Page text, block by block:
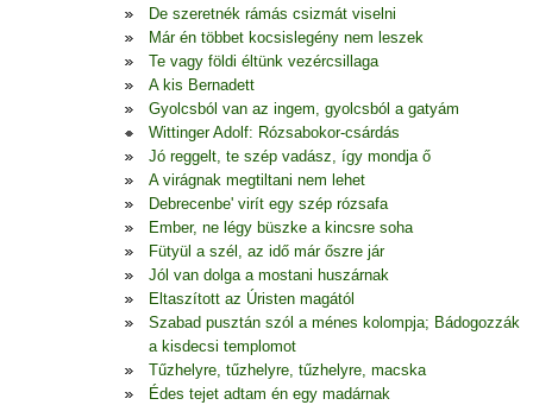
De szeretnék rámás csizmát viselni
Már én többet kocsislegény nem leszek
Te vagy földi éltünk vezércsillaga
A kis Bernadett
Gyolcsból van az ingem, gyolcsból a gatyám
Wittinger Adolf: Rózsabokor-csárdás
Jó reggelt, te szép vadász, így mondja ő
A virágnak megtiltani nem lehet
Debrecenbe' virít egy szép rózsafa
Ember, ne légy büszke a kincsre soha
Fütyül a szél, az idő már őszre jár
Jól van dolga a mostani huszárnak
Eltaszított az Úristen magától
Szabad pusztán szól a ménes kolompja; Bádogozzák
a kisdecsi templomot
Tűzhelyre, tűzhelyre, tűzhelyre, macska
Édes tejet adtam én egy madárnak